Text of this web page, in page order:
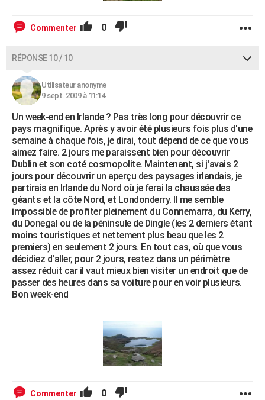
Commenter 0
RÉPONSE 10 / 10
Utilisateur anonyme
9 sept. 2009 à 11:14
Un week-end en Irlande ? Pas très long pour découvrir ce
pays magnifique. Après y avoir été plusieurs fois plus d'une
semaine à chaque fois, je dirai, tout dépend de ce que vous
aimez faire. 2 jours me paraissent bien pour découvrir
Dublin et son coté cosmopolite. Maintenant, si j'avais 2
jours pour découvrir un aperçu des paysages irlandais, je
partirais en Irlande du Nord où je ferai la chaussée des
géants et la côte Nord, et Londonderry. Il me semble
impossible de profiter pleinement du Connemarra, du Kerry,
du Donegal ou de la péninsule de Dingle (les 2 derniers étant
moins touristiques et nettement plus beau que les 2
premiers) en seulement 2 jours. En tout cas, où que vous
décidiez d'aller, pour 2 jours, restez dans un périmètre
assez réduit car il vaut mieux bien visiter un endroit que de
passer des heures dans sa voiture pour en voir plusieurs.
Bon week-end
Commenter 0